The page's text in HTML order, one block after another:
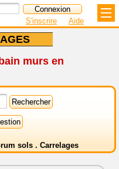
S'inscrire Aide
murs en
sols . Carrelages